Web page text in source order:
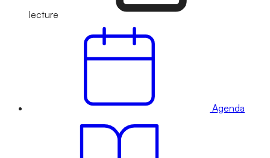
lecture
Agenda